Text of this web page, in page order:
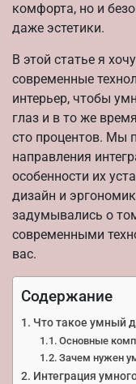
комфорта, но и
даже эстетики.
В этой статье я
современные
интерьер, чтобы
глаз и в то же
сто процентов. Мы
направления
особенности их
дизайн и
задумывались о
современными
вас.
Содержание
Что такое умный
Основные
Зачем нужен
Интеграция